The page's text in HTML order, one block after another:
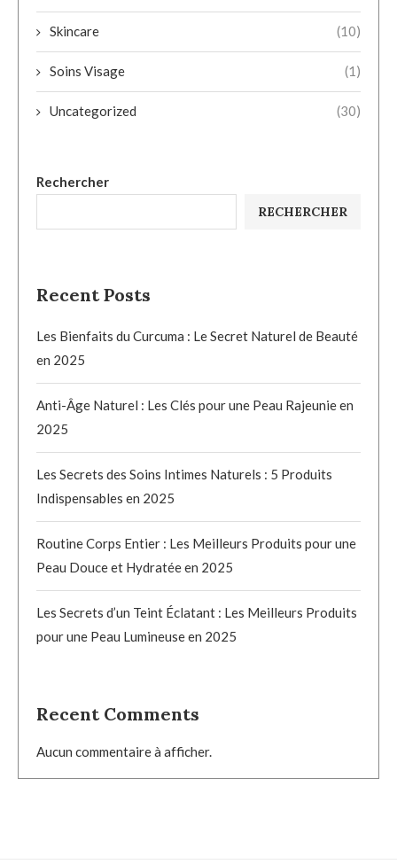
Skincare (10)
Soins Visage (1)
Uncategorized (30)
Rechercher
RECHERCHER
Recent Posts
Les Bienfaits du Curcuma : Le Secret Naturel de Beauté
en 2025
Anti-Âge Naturel : Les Clés pour une Peau Rajeunie en
2025
Les Secrets des Soins Intimes Naturels : 5 Produits
Indispensables en 2025
Routine Corps Entier : Les Meilleurs Produits pour une
Peau Douce et Hydratée en 2025
Les Secrets d’un Teint Éclatant : Les Meilleurs Produits
pour une Peau Lumineuse en 2025
Recent Comments
Aucun commentaire à afficher.